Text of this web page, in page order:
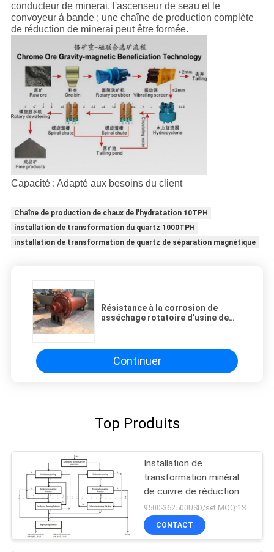
conducteur de minerai, l'ascenseur de seau et le
convoyeur à bande ; une chaîne de production complète
de réduction de minerai peut être formée.
Capacité : Adapté aux besoins du client
Chaîne de production de chaux de l'hydratation 10TPH
installation de transformation du quartz 1000TPH
installation de transformation de quartz de séparation magnétique
Résistance à la corrosion de
asséchage rotatoire d'usine de
Continuer
Top Produits
Installation de
transformation minéral
de cuivre de réduction
9500-362500USD/set MOQ:1SET
CONTACT